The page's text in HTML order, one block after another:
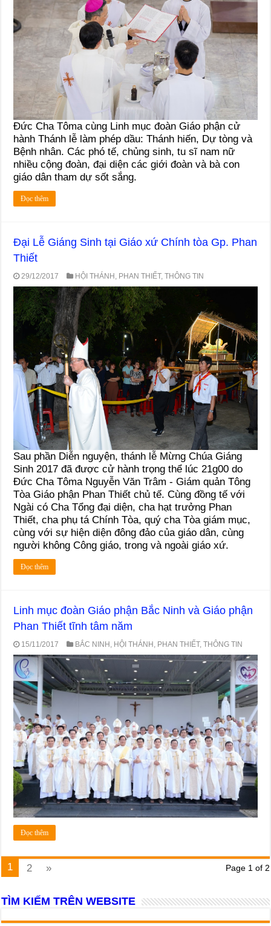
Đức Cha Tôma cùng Linh mục đoàn Giáo phận cử
hành Thánh lễ làm phép dầu: Thánh hiến, Dự tòng và
Bệnh nhân. Các phó tế, chủng sinh, tu sĩ nam nữ
nhiều cộng đoàn, đại diện các giới đoàn và bà con
giáo dân tham dự sốt sắng.
Đọc thêm
Đại Lễ Giáng Sinh tại Giáo xứ Chính tòa Gp. Phan
Thiết
29/12/2017 HỘI THÁNH , PHAN THIẾT,THÔNG TIN
Sau phần Diễn nguyện, thánh lễ Mừng Chúa Giáng
Sinh 2017 đã được cử hành trọng thể lúc 21g00 do
Đức Cha Tôma Nguyễn Văn Trâm - Giám quản Tông
Tòa Giáo phận Phan Thiết chủ tế. Cùng đồng tế với
Ngài có Cha Tổng đại diện, cha hạt trưởng Phan
Thiết, cha phụ tá Chính Tòa, quý cha Tòa giám mục,
cùng với sự hiện diện đông đảo của giáo dân, cùng
người không Công giáo, trong và ngoài giáo xứ.
Đọc thêm
Linh mục đoàn Giáo phận Bắc Ninh và Giáo phận
Phan Thiết tĩnh tâm năm
15/11/2017 BẮC NINH HỘI THÁNH PHAN THIẾT,THÔNG TIN
Đọc thêm
Page 1 of 2
1 2 »
TÌM KIẾM TRÊN WEBSITE